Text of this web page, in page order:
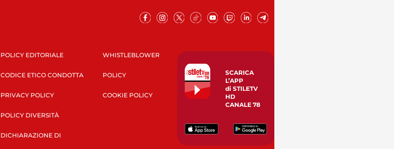
POLICY EDITORIALE
CODICE ETICO CONDOTTA
PRIVACY POLICY
POLICY DIVERSITÀ
DICHIARAZIONE DI
WHISTLEBLOWER
POLICY
COOKIE POLICY
SCARICA
L’APP
di STILETV
HD
CANALE 78